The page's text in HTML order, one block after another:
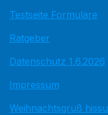
Testseite Formulare
Ratgeber
Datenschutz 1.6.2026
Impressum
Weihnachtsgruß hissu